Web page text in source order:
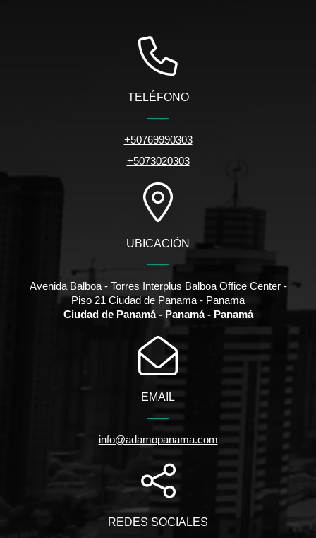
TELÉFONO
+50769990303
+5073020303
UBICACIÓN
Avenida Balboa - Torres Interplus Balboa Office Center -
Piso 21 Ciudad de Panama - Panama
Ciudad de Panamá - Panamá - Panamá
EMAIL
info@adamopanama.com
REDES SOCIALES